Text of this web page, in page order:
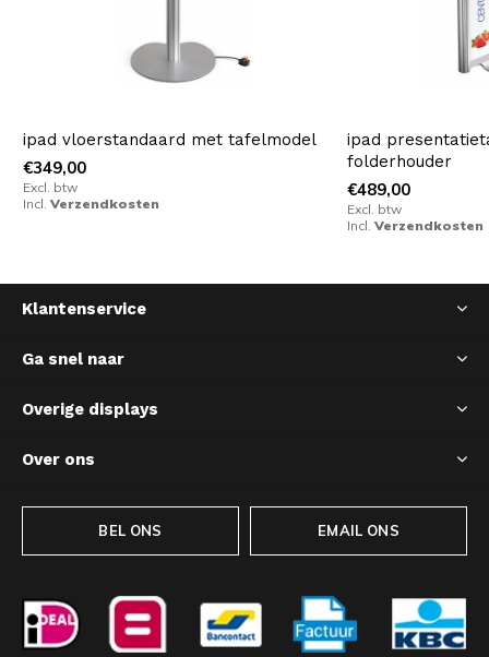
ipad vloerstandaard met tafelmodel
€349,00
Excl. btw
Incl. Verzendkosten
ipad
folderhouder
€489,00
Excl. btw
Incl. Verzendkosten
Klantenservice
Ga snel naar
Overige displays
Over ons
BEL ONS EMAIL ONS